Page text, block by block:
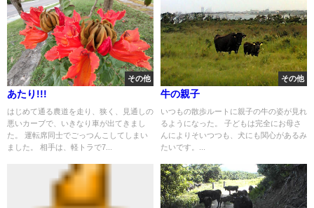
その他
あたり!!!
はじめて通る農道を走り、狭く、見通しの
悪いカーブで、いきなり車が出てきまし
た。 運転席同士でごっつんこしてしまい
ました。 相手は、軽トラで7...
その他
牛の親子
いつもの散歩ルートに親子の牛の姿が見れ
るようになった。 子どもは完全にお母さ
んによりそいつつも、犬にも関心があるみ
たいです。...